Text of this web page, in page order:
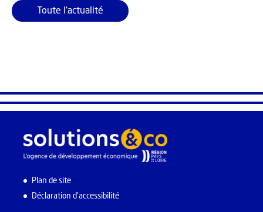
Toute l'actualité
Plan de site
Déclaration d’accessibilité